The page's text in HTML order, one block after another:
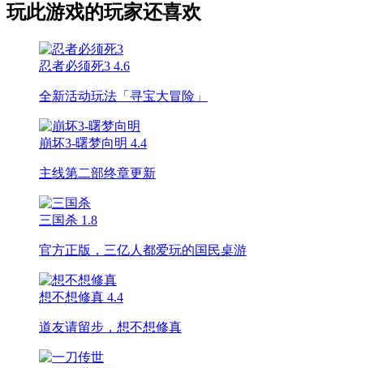
玩此游戏的玩家还喜欢
忍者必须死3 4.6
全新活动玩法「寻宝大冒险」
崩坏3-曙梦向明 4.4
主线第二部终章更新
三国杀 1.8
官方正版，三亿人都爱玩的国民桌游
想不想修真 4.4
道友请留步，想不想修真